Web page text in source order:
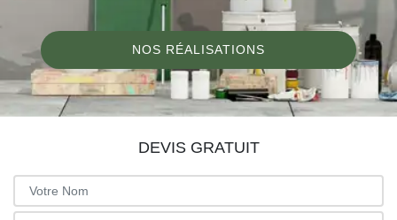
NOS RÉALISATIONS
DEVIS GRATUIT